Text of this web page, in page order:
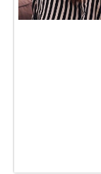
Food &